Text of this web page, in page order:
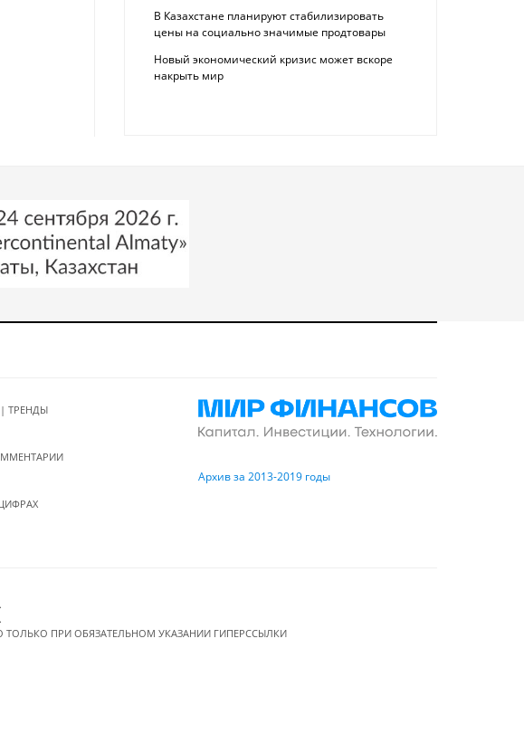
В Казахстане планируют стабилизировать
цены на социально значимые продтовары
Новый экономический кризис может вскоре
накрыть мир
ТРЕНДЫ
Архив за 2013-2019 годы
ТОЛЬКО ПРИ ОБЯЗАТЕЛЬНОМ УКАЗАНИИ ГИПЕРССЫЛКИ